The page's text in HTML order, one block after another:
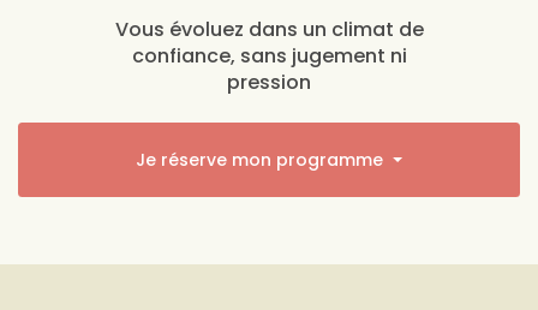
Vous évoluez dans un climat de
confiance, sans jugement ni
pression
Je réserve mon programme